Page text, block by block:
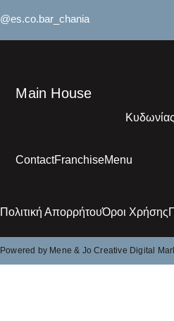
@es.co.bar_chania
ContactFranchiseMenu
Main House
Πολιτική ΑπορρήτουΌροι Χρήσης
Powered by Mene & Jo Creative Digital